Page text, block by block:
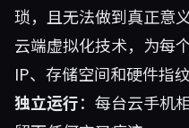
琐，且无法做到真正意
云端虚拟化技术，为每
IP、存储空间和硬件指
独立运行：每台云手机